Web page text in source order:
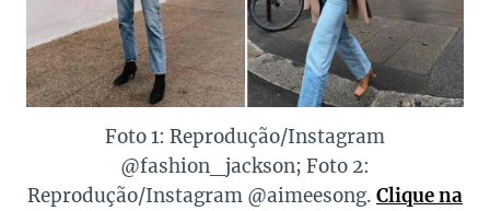
Foto 1: Reprodução/Instagram
@fashion_jackson; Foto 2:
Reprodução/Instagram @aimeesong. Clique na